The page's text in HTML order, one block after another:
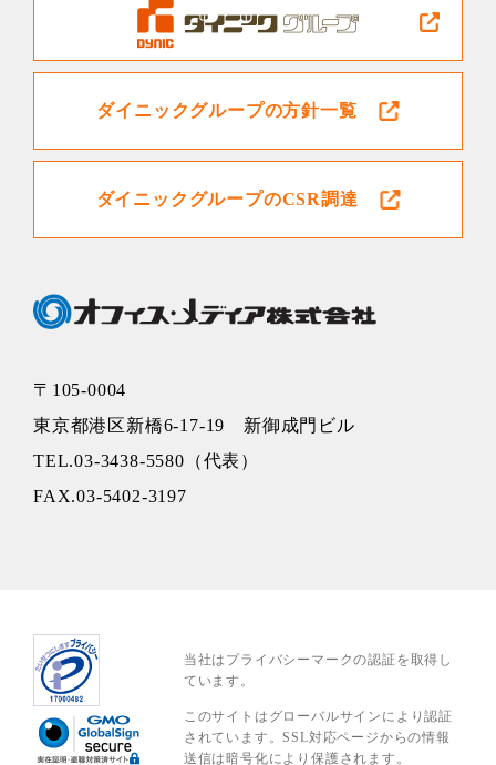
ダイニックグループの方針一覧
ダイニックグループのCSR調達
〒105-0004
東京都港区新橋6-17-19 新御成門ビル
TEL.03-3438-5580（代表）
FAX.03-5402-3197
当社はプライバシーマークの認証を取得し
ています。
このサイトはグローバルサインにより認証
されています。SSL対応ページからの情報
送信は暗号化により保護されます。